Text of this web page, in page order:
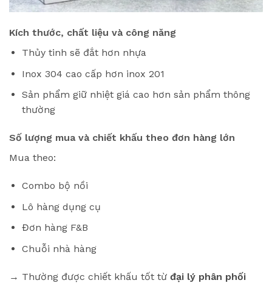
Kích thước, chất liệu và công năng
Thủy tinh sẽ đắt hơn nhựa
Inox 304 cao cấp hơn inox 201
Sản phẩm giữ nhiệt giá cao hơn sản phẩm thông
thường
Số lượng mua và chiết khấu theo đơn hàng lớn
Mua theo:
Combo bộ nồi
Lô hàng dụng cụ
Đơn hàng F&B
Chuỗi nhà hàng
→ Thường được chiết khấu tốt từ đại lý phân phối